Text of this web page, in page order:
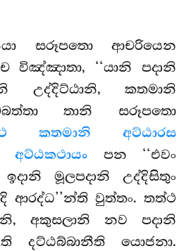
සරූපතො ආචරියෙන
විඤ්ඤාතා, ‘‘යානි පදානි
උද්දිට්ඨානි, කතමානි
තානි සරූපතො
කතමානි අට්ඨාරස
අට්ඨකථායං පන ‘‘එවං
මූලපදානි උද්දිසිතුං
ආරද්ධ’’න්ති වුත්තං. තත්ථ
අකුසලානි නව පදානි
දට්ඨබ්බානීති යොජනා.